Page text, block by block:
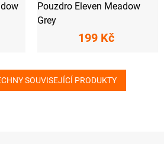
Pouzdro Eleven Meadow
Grey
199 Kč
SOUVISEJÍCÍ PRODUKTY